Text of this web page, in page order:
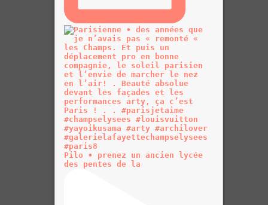
Pilo • prenez un ancien lycée
des pentes de la